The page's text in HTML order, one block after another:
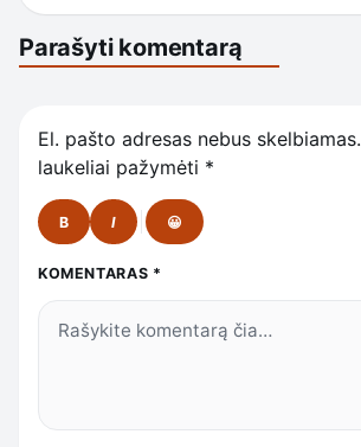
Parašyti komentarą
El. pašto adresas nebus skelbiamas.
laukeliai pažymėti *
B I 😀
KOMENTARAS *